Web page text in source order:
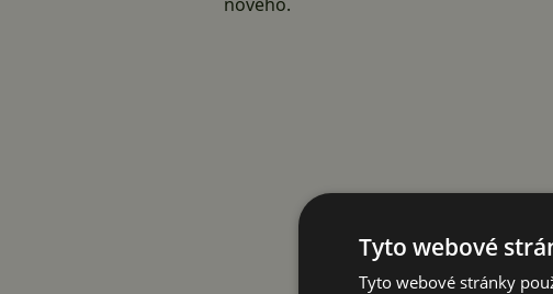
Tyto webové
Tyto webové stránky